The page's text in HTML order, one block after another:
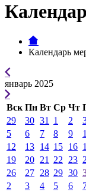
Календарь
январь 2025
Вск Пн Вт Ср Чт
29
30 31 1 2
5
6 7 8 9
12
13 14 15 16
19
20 21 22 23
26
27 28 29 30
2
3 4 5 6